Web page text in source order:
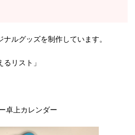
ルグッズを制作しています。
リスト」
卓上カレンダー